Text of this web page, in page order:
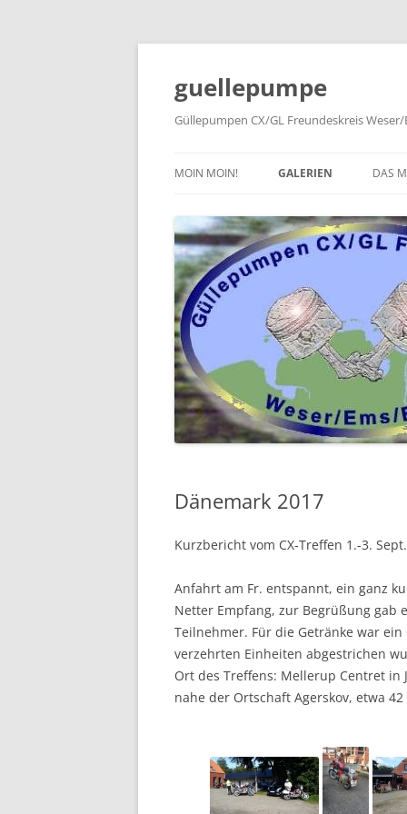
Zum
springen
guellepumpe
Güllepumpen CX/GL Freundeskreis Weser/
MOIN MOIN! GALERIEN
2025
2024
2023
2022
2019
2018
2016
VOR 2016 …
DAS
Dänemark 2017
Kurzbericht vom CX-Treffen 1.-3.
Anfahrt am Fr. entspannt, ein ganz
Netter Empfang, zur Begrüßung gab
Teilnehmer. Für die Getränke war
verzehrten Einheiten abgestrichen
Ort des Treffens: Mellerup Centret
nahe der Ortschaft Agerskov, etwa